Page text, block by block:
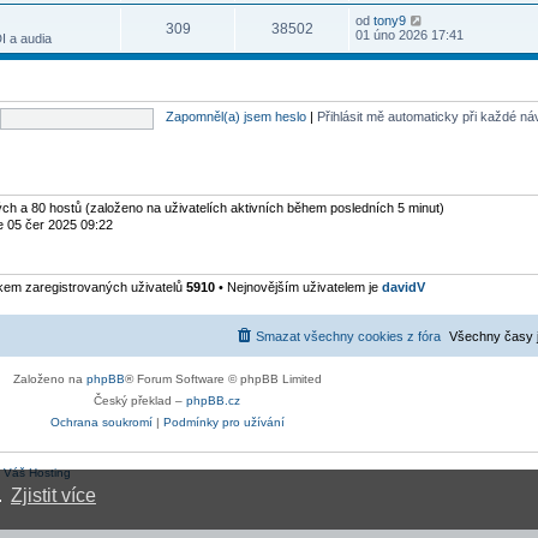
Zjistit více
k
ř
s
ě
k
n
í
p
ř
v
e
d
n
ř
í
k
t
o
s
l
í
p
ě
a
z
i
o
s
p
ř
ě
k
a audia
309 38502 od tony9
o
r
i
t
e
d
í
s
v
01 úno 2026 17:41
Zapomněl(a) jsem heslo Přihlásit mě automaticky při každé
a 80 hostů (založeno na uživatelích aktivních během posledních 5 minut)
05 čer 2025 09:22
zaregistrovaných uživatelů 5910 • Nejnovějším uživatelem je davidV
Všechny časy
Smazat všechny cookies z fóra
Založeno na phpBB® Forum Software © phpBB Limited
Český překlad – phpBB.cz
Ochrana soukromí| Podmínky pro užívání
Váš Hosting